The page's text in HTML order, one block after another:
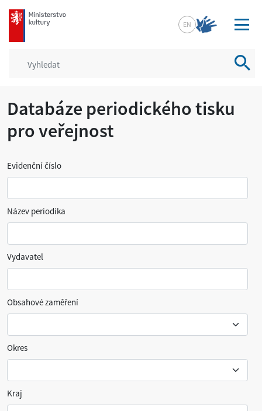
mkcr.cz
EN
Databáze periodického tisku
pro veřejnost
Evidenční číslo
Název periodika
Vydavatel
Obsahové zaměření
Okres
Kraj